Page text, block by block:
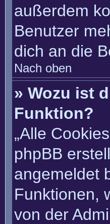
außerdem
Benutzer
dich an die
Nach oben
» Wozu ist
Funktion?
„Alle
phpBB
angemeldet
Funktionen,
von der